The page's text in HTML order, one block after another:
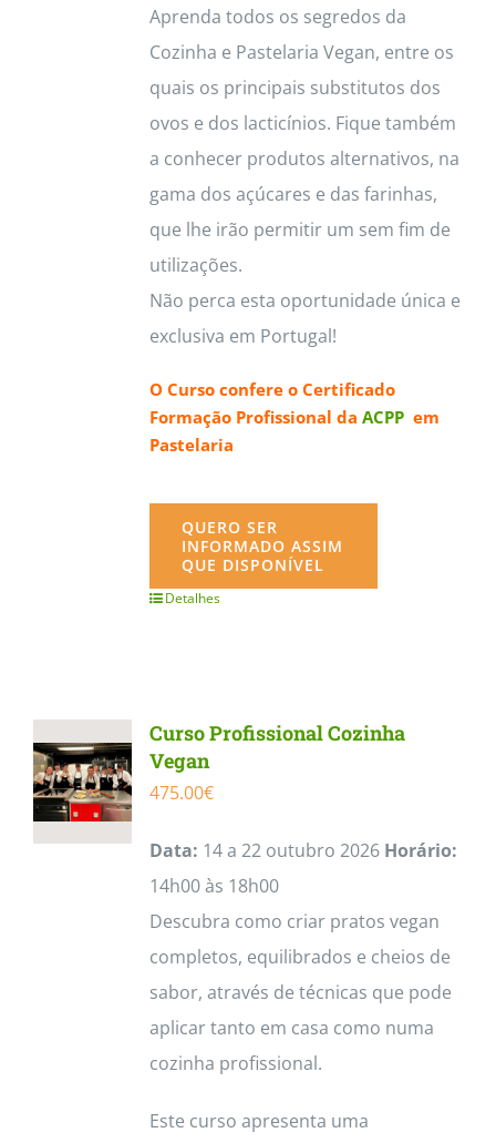
Aprenda todos os segredos da
Cozinha e Pastelaria Vegan, entre os
quais os principais substitutos dos
ovos e dos lacticínios. Fique também
a conhecer produtos alternativos, na
gama dos açúcares e das farinhas,
que lhe irão permitir um sem fim de
utilizações.
Não perca esta oportunidade única e
exclusiva em Portugal!
O Curso confere o Certificado
Formação Profissional da ACPPem
Pastelaria
QUERO SER
INFORMADO ASSIM
QUE DISPONÍVEL
Detalhes
Curso Profissional Cozinha
Vegan
475.00€
Data: 14 a 22 outubro 2026 Horário:
14h00 às 18h00
Descubra como criar pratos vegan
completos, equilibrados e cheios de
sabor, através de técnicas que pode
aplicar tanto em casa como numa
cozinha profissional.
Este curso apresenta uma